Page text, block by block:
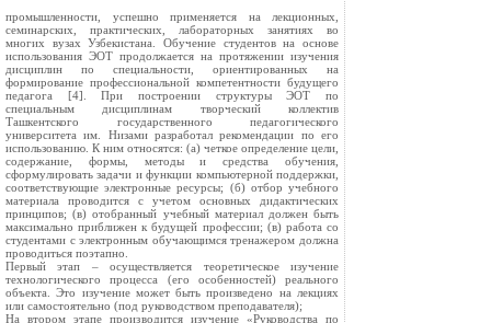
промышленности, успешно применяется на лекционных,
семинарских, практических, лабораторных занятиях во
многих вузах Узбекистана. Обучение студентов на основе
использования ЭОТ продолжается на протяжении изучения
дисциплин по специальности, ориентированных на
формирование профессиональной компетентности будущего
педагога [4]. При построении структуры ЭОТ по
специальным дисциплинам творческий коллектив
Ташкентского государственного педагогического
университета им. Низами разработал рекомендации по его
использованию. К ним относятся: (а) четкое определение цели,
содержание, формы, методы и средства обучения,
сформулировать задачи и функции компьютерной поддержки,
соответствующие электронные ресурсы; (б) отбор учебного
материала проводится с учетом основных дидактических
принципов; (в) отобранный учебный материал должен быть
максимально приближен к будущей профессии; (в) работа со
студентами с электронным обучающимся тренажером должна
проводиться поэтапно.
Первый этап – осуществляется теоретическое изучение
технологического процесса (его особенностей) реального
объекта. Это изучение может быть произведено на лекциях
или самостоятельно (под руководством преподавателя);
На втором этапе производится изучение «Руководства по